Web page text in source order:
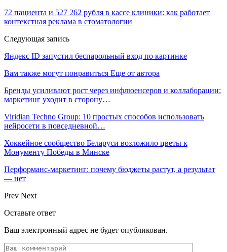
72 пациента и 527 262 рубля в кассе клиники: как работает
контекстная реклама в стоматологии
Следующая запись
Яндекс ID запустил беспарольный вход по картинке
Вам также могут понравиться Еще от автора
Бренды усиливают рост через инфлюенсеров и коллаборации:
маркетинг уходит в сторону…
Viridian Techno Group: 10 простых способов использовать
нейросети в повседневной…
Хоккейное сообщество Беларуси возложило цветы к
Монументу Победы в Минске
Перформанс-маркетинг: почему бюджеты растут, а результат
— нет
Prev Next
Оставьте ответ
Ваш электронный адрес не будет опубликован.